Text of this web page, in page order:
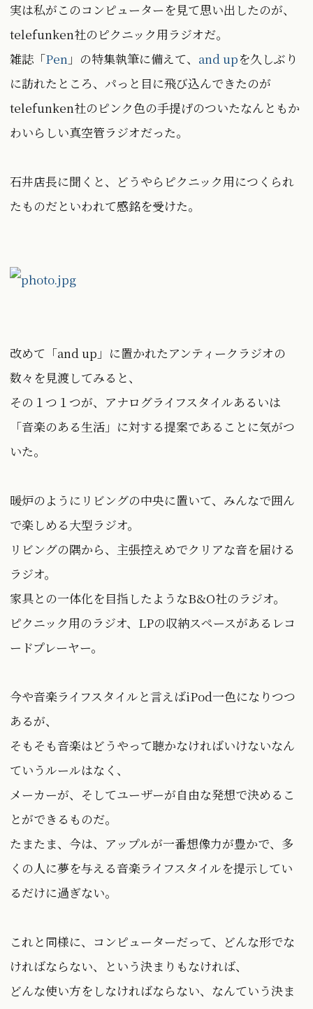
実は私がこのコンピューターを見て思い出したのが、
telefunken社のピクニック用ラジオだ。
雑誌「Pen 」の特集執筆に備えて、 and upを久しぶり
に訪れたところ、パっと目に飛び込んできたのが
telefunken社のピンク色の手提げのついたなんともか
わいらしい真空管ラジオだった。
石井店長に聞くと、どうやらピクニック用につくられ
たものだといわれて感銘を受けた。
改めて「and up」に置かれたアンティークラジオの
数々を見渡してみると、
その１つ１つが、アナログライフスタイルあるいは
「音楽のある生活」に対する提案であることに気がつ
いた。
暖炉のようにリビングの中央に置いて、みんなで囲ん
で楽しめる大型ラジオ。
リビングの隅から、主張控えめでクリアな音を届ける
ラジオ。
家具との一体化を目指したようなB&O社のラジオ。
ピクニック用のラジオ、LPの収納スペースがあるレコ
ードプレーヤー。
今や音楽ライフスタイルと言えばiPod一色になりつつ
あるが、
そもそも音楽はどうやって聴かなければいけないなん
ていうルールはなく、
メーカーが、そしてユーザーが自由な発想で決めるこ
とができるものだ。
たまたま、今は、アップルが一番想像力が豊かで、多
くの人に夢を与える音楽ライフスタイルを提示してい
るだけに過ぎない。
これと同様に、コンピューターだって、どんな形でな
ければならない、という決まりもなければ、
どんな使い方をしなければならない、なんていう決ま